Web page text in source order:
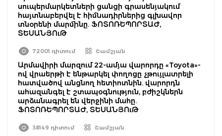
սուպերմարկետների ցանցի գրասենյակում
հայտնաբերվել է հիմնադիրներից գլխավոր
տնօրենի մարմինը. ՖՈՏՈՌԵՊՈՐՏԱԺ,
ՏԵՍԱՆՅՈւԹ
72001 դիտում Շամշյան
Արմավիրի մարզում 22-ամյա վարորդը «Toyota»-
ով վրաերթի է ենթարկել փողոցը չթույլատրելի
հատվածով անցնող հետիոտնին. վարորդն
ահազանգել է շտապօգնություն, բժիշկներն
արձանագրել են վերջինի մահը.
ՖՈՏՈՌԵՊՈՐՏԱԺ, ՏԵՍԱՆՅՈւԹ
38149 դիտում Շամշյան